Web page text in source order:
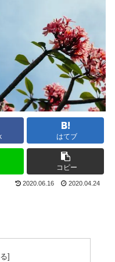
はてブ
コピー
2020.06.16 2020.04.24